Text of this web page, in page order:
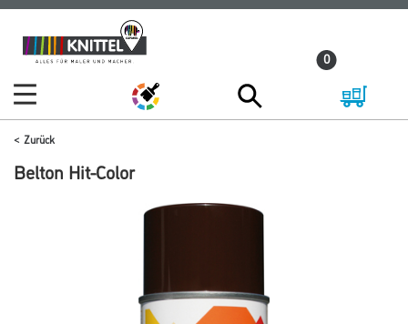
Zum
Inhalt
Zum
Navigationsmenü
0
Zurück
Belton Hit-Color